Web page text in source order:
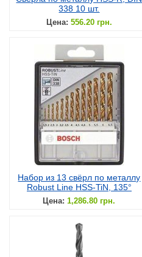
338 10 шт.
Цена: 556.20 грн.
Набор из 13 свёрл по металлу
Robust Line HSS-TiN, 135°
Цена: 1,286.80 грн.